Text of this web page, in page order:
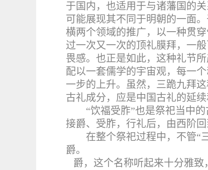
于国内，也适用于与诸藩国的
可能展现其不同于明朝的一面
横两个领域的推广，以一种贯
过一次又一次的顶礼膜拜，一
畏感。也正是如此，这种礼节
配以一套儒学的宇宙观，每一
一步的上升。虽然，三跪九拜
古礼成分，应是中国古礼的延续
“饮福受胙”也是祭祀当中
接爵、受胙，行礼后，由西阶回
在整个祭祀过程中，不管“
爵。
爵，这个名称听起来十分雅致